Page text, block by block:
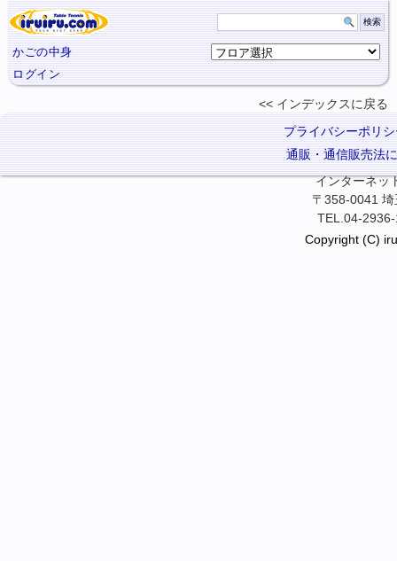
かごの中身
ログイン
インデックスに 戻る
プライバシーポリ
通販・通信販売法
インターネッ
〒358-0041
TEL.04-
Copyright (C)